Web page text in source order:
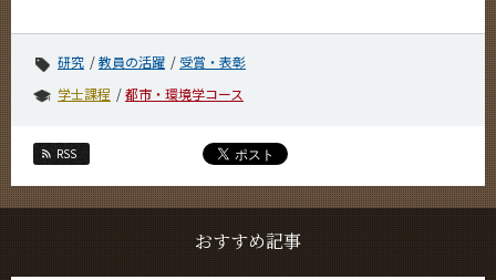
研究 教員の活躍
受賞・表彰
学士課程
都市・環境学コース
RSS
おすすめ記事